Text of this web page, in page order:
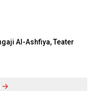
Al-Ashfiya, Teater